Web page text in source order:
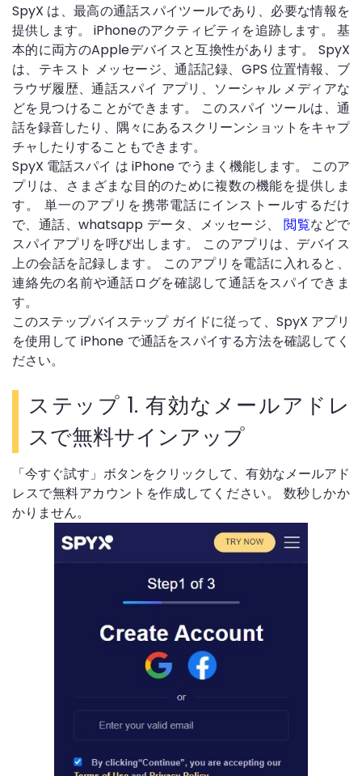
SpyX は、最高の通話スパイツールであり、必要な情報を
提供します。 iPhoneのアクティビティを追跡します。 基
本的に両方のAppleデバイスと互換性があります。 SpyX
は、テキスト メッセージ、通話記録、GPS 位置情報、ブ
ラウザ履歴、通話スパイ アプリ、ソーシャル メディアな
どを見つけることができます。 このスパイ ツールは、通
話を録音したり、隅々にあるスクリーンショットをキャプ
チャしたりすることもできます。
SpyX 電話スパイ は iPhone でうまく機能します。 このア
プリは、さまざまな目的のために複数の機能を提供しま
す。 単一のアプリを携帯電話にインストールするだけ
で、通話、whatsapp データ、メッセージ、閲覧などで
スパイアプリを呼び出します。 このアプリは、デバイス
上の会話を記録します。 このアプリを電話に入れると、
連絡先の名前や通話ログを確認して通話をスパイできま
す。
このステップバイステップ ガイドに従って、SpyX アプリ
を使用して iPhone で通話をスパイする方法を確認してく
ださい。
ステップ 1. 有効なメールアドレ
スで無料サインアップ
「今すぐ試す」ボタンをクリックして、有効なメールアド
レスで無料アカウントを作成してください。 数秒しかか
かりません。